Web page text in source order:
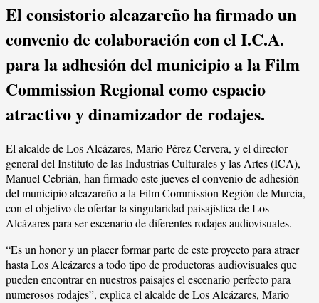
El consistorio alcazareño ha firmado un
convenio de colaboración con el I.C.A.
para la adhesión del municipio a la Film
Commission Regional como espacio
atractivo y dinamizador de rodajes.
El alcalde de Los Alcázares, Mario Pérez Cervera, y el director
general del Instituto de las Industrias Culturales y las Artes (ICA),
Manuel Cebrián, han firmado este jueves el convenio de adhesión
del municipio alcazareño a la Film Commission Región de Murcia,
con el objetivo de ofertar la singularidad paisajística de Los
Alcázares para ser escenario de diferentes rodajes audiovisuales.
“Es un honor y un placer formar parte de este proyecto para atraer
hasta Los Alcázares a todo tipo de productoras audiovisuales que
pueden encontrar en nuestros paisajes el escenario perfecto para
numerosos rodajes”, explica el alcalde de Los Alcázares, Mario